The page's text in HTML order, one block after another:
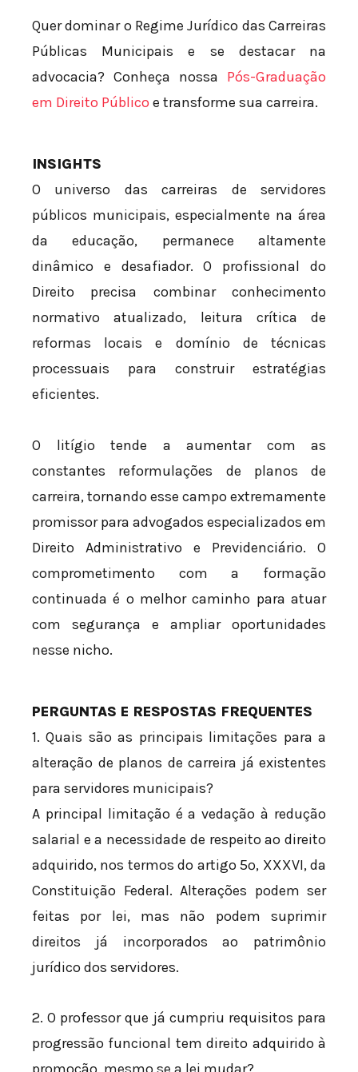
Quer dominar o Regime Jurídico das Carreiras
Públicas Municipais e se destacar na
advocacia? Conheça nossa Pós-Graduação
em Direito Público e transforme sua carreira.
INSIGHTS
O universo das carreiras de servidores
públicos municipais, especialmente na área
da educação, permanece altamente
dinâmico e desafiador. O profissional do
Direito precisa combinar conhecimento
normativo atualizado, leitura crítica de
reformas locais e domínio de técnicas
processuais para construir estratégias
eficientes.
O litígio tende a aumentar com as
constantes reformulações de planos de
carreira, tornando esse campo extremamente
promissor para advogados especializados em
Direito Administrativo e Previdenciário. O
comprometimento com a formação
continuada é o melhor caminho para atuar
com segurança e ampliar oportunidades
nesse nicho.
PERGUNTAS E RESPOSTAS FREQUENTES
1. Quais são as principais limitações para a
alteração de planos de carreira já existentes
para servidores municipais?
A principal limitação é a vedação à redução
salarial e a necessidade de respeito ao direito
adquirido, nos termos do artigo 5º, XXXVI, da
Constituição Federal. Alterações podem ser
feitas por lei, mas não podem suprimir
direitos já incorporados ao patrimônio
jurídico dos servidores.
2. O professor que já cumpriu requisitos para
progressão funcional tem direito adquirido à